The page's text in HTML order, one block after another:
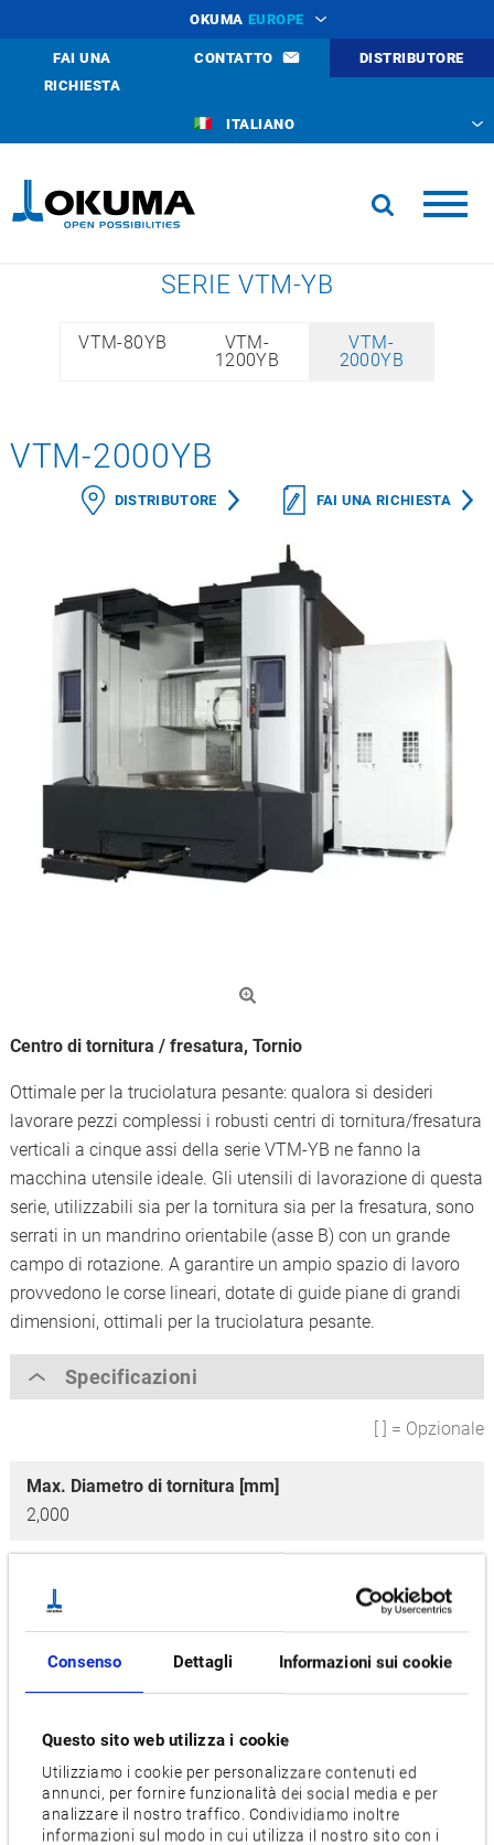
Consenso Dettagli Informazioni sui cookie
Questo sito web utilizza i cookie
Utilizziamo i cookie per personalizzare contenuti ed
annunci, per fornire funzionalità dei social media e per
analizzare il nostro traffico. Condividiamo inoltre
informazioni sul modo in cui utilizza il nostro sito con i
OKUMA EUROPE
FAI UNA
RICHIESTA
CONTATTO DISTRIBUTORE
ITALIANO
SERIE VTM-YB
VTM-80YB
VTM-
1200YB
VTM-
2000YB
VTM-2000YB
DISTRIBUTORE FAI UNA RICHIESTA
Centro di tornitura / fresatura, Tornio
Ottimale per la truciolatura pesante: qualora si desideri
lavorare pezzi complessi i robusti centri di tornitura/fresatura
verticali a cinque assi della serie VTM-YB ne fanno la
macchina utensile ideale. Gli utensili di lavorazione di questa
serie, utilizzabili sia per la tornitura sia per la fresatura, sono
serrati in un mandrino orientabile (asse B) con un grande
campo di rotazione. A garantire un ampio spazio di lavoro
provvedono le corse lineari, dotate di guide piane di grandi
dimensioni, ottimali per la truciolatura pesante.
Specificazioni
[ ] = Opzionale
Max. Diametro di tornitura [mm]
2,000
1,400
300
36, [60], [120]
Motor [kW]
30/22